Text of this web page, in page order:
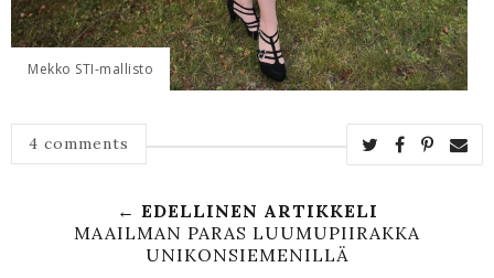
Mekko STI-mallisto
4 comments
← EDELLINEN ARTIKKELI
MAAILMAN PARAS LUUMUPIIRAKKA
UNIKONSIEMENILLÄ